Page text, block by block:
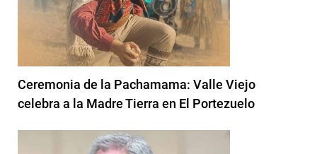
Ceremonia de la Pachamama: Valle Viejo
celebra a la Madre Tierra en El Portezuelo